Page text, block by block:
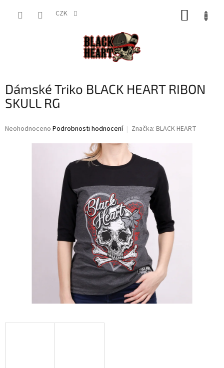
CZK
Dámské Triko BLACK HEART RIBON
SKULL RG
Průměrné
Neohodnoceno Podrobnosti hodnocení Značka: BLACK HEART